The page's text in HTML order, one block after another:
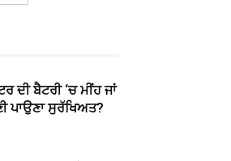
ਦੀ ਬੈਟਰੀ ‘ਚ ਮੀਂਹ ਜਾਂ
ਪਾਉਣਾ ਸੁਰੱਖਿਅਤ?